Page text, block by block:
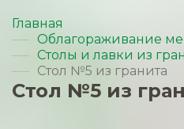
Главная
Облагораживание
Столы и лавки из
Стол №5 из гранита
Стол №5 из